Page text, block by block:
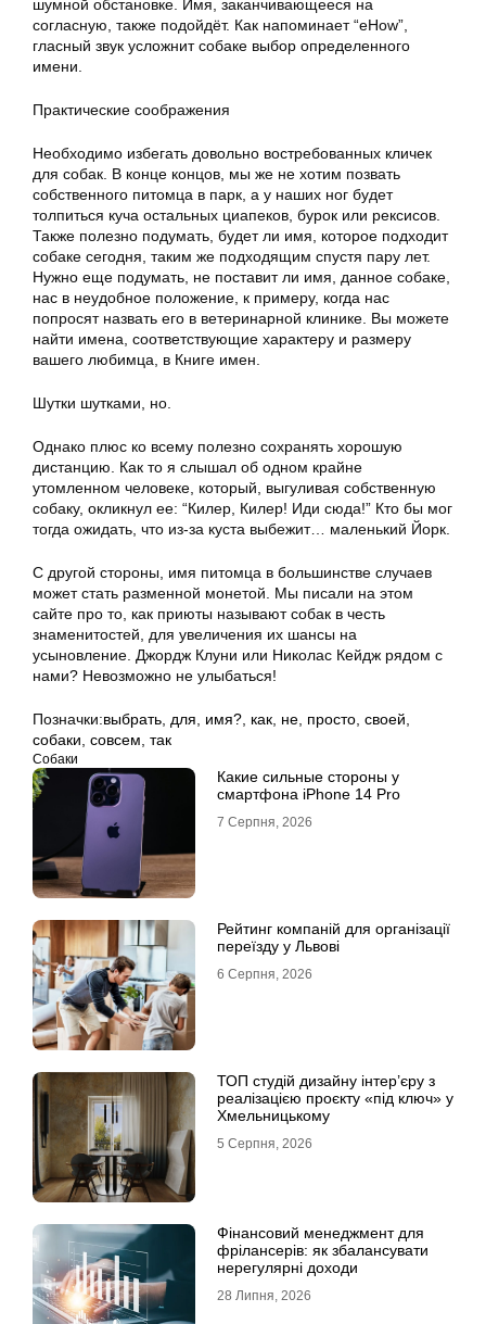
шумной обстановке. Имя, заканчивающееся на
согласную, также подойдёт. Как напоминает “eHow”,
гласный звук усложнит собаке выбор определенного
имени.
Практические соображения
Необходимо избегать довольно востребованных кличек
для собак. В конце концов, мы же не хотим позвать
собственного питомца в парк, а у наших ног будет
толпиться куча остальных циапеков, бурок или рексисов.
Также полезно подумать, будет ли имя, которое подходит
собаке сегодня, таким же подходящим спустя пару лет.
Нужно еще подумать, не поставит ли имя, данное собаке,
нас в неудобное положение, к примеру, когда нас
попросят назвать его в ветеринарной клинике. Вы можете
найти имена, соответствующие характеру и размеру
вашего любимца, в Книге имен.
Шутки шутками, но.
Однако плюс ко всему полезно сохранять хорошую
дистанцию. Как то я слышал об одном крайне
утомленном человеке, который, выгуливая собственную
собаку, окликнул ее: “Килер, Килер! Иди сюда!” Кто бы мог
тогда ожидать, что из-за куста выбежит… маленький Йорк.
С другой стороны, имя питомца в большинстве случаев
может стать разменной монетой. Мы писали на этом
сайте про то, как приюты называют собак в честь
знаменитостей, для увеличения их шансы на
усыновление. Джордж Клуни или Николас Кейдж рядом с
нами? Невозможно не улыбаться!
Позначки:выбрать для имя? как не просто своей
собаки совсем так
Собаки
Какие сильные стороны у
смартфона iPhone 14 Pro
7 Серпня, 2026
Рейтинг компаній для організації
переїзду у Львові
6 Серпня, 2026
ТОП студій дизайну інтер’єру з
реалізацією проєкту «під ключ» у
Хмельницькому
5 Серпня, 2026
Фінансовий менеджмент для
фрілансерів: як збалансувати
нерегулярні доходи
28 Липня, 2026